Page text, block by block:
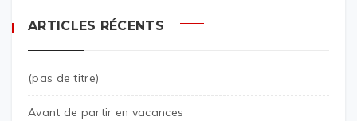
ARTICLES RÉCENTS
(pas de titre)
Avant de partir en vacances